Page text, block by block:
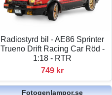
Radiostyrd bil - AE86 Sprinter
Trueno Drift Racing Car Röd -
1:18 - RTR
749 kr
Fotogenlampor.se